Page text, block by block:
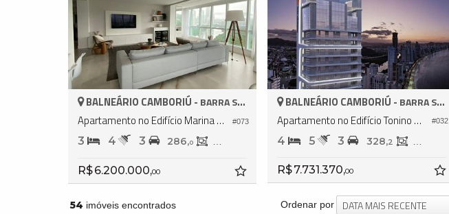
#073
BALNEÁRIO CAMBORIÚ - BARRA SUL
Apartamento no Edifício Marina Beach Towers
3 4 3 286,0 187,
R$ 6.200.000,00
#032
BALNEÁRIO CAMBORIÚ - BARRA SUL
Apartamento no Edifício Tonino Lamborghini Residences
4 5 3 328,2 194,
R$ 7.731.370,00
54 imóveis encontrados Ordenar por DATA MAIS RECENTE